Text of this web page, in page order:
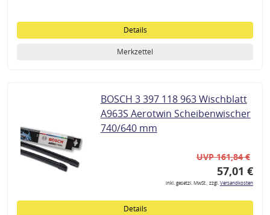
Details
Merkzettel
BOSCH 3 397 118 963 Wischblatt
A963S Aerotwin Scheibenwischer
740/640 mm
UVP 161,84 €
57,01 €
inkl. gesetzl. MwSt., zzgl.Versandkosten
Details